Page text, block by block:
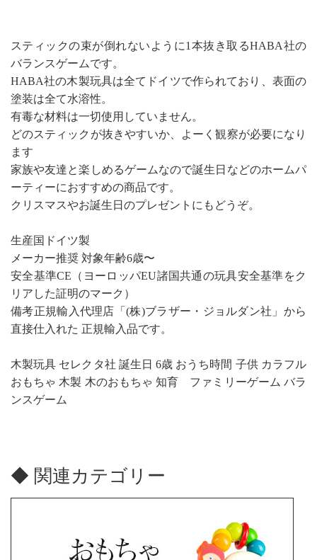
スティックの束が倒れないように1本抜き取るHABA社の
バランスゲームです。
HABA社の木製玩具は全てドイツで作られており、表面の
塗装は全て水溶性。
有毒な材料は一切使用していません。
どのスティックが抜きやすいか、よーく観察が必要になり
ます
家族や友達と楽しめるゲームなので誕生日などのホームパ
ーティーにおすすめの商品です。
クリスマスやお誕生日のプレゼントにもどうぞ。
生産国ドイツ製
メーカー推奨 対象年齢6歳〜
安全基準CE（ヨーロッパEU諸国共通の玩具安全基準をク
リアした証明のマーク）
備考正規輸入代理店「(株)ブラザー・ジョルダン社」から
直接仕入れた 正規輸入品です。
木製玩具 セレクタ社 誕生日 6歳 おうち時間 子供 カラフル
おもちゃ 木製 木のおもちゃ 知育 ファミリーゲーム バラ
ンスゲーム
◆ 関連カテゴリー